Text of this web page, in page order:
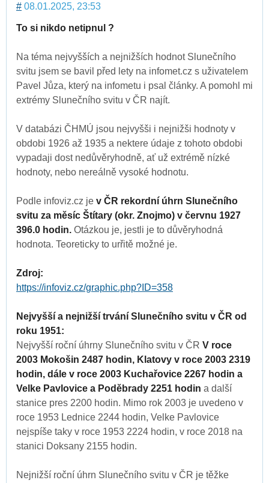
# 08.01.2025, 23:53
To si nikdo netipnul ?
Na téma nejvyšších a nejnižších hodnot Slunečního
svitu jsem se bavil před lety na infomet.cz s uživatelem
Pavel Jůza, který na infometu i psal články. A pomohl mi
extrémy Slunečního svitu v ČR najít.
V databázi ČHMÚ jsou nejvyšši i nejnižši hodnoty v
obdobi 1926 až 1935 a nektere údaje z tohoto obdobi
vypadaji dost nedůvěryhodně, ať už extrémě nízké
hodnoty, nebo nereálně vysoké hodnotu.
Podle infoviz.cz je v ČR rekordní úhrn Slunečního
svitu za měsíc Štítary (okr. Znojmo) v červnu 1927
396.0 hodin. Otázkou je, jestli je to důvěryhodná
hodnota. Teoreticky to urřitě možné je.
Zdroj:
https://infoviz.cz/graphic.php?ID=358
Nejvyšší a nejnižší trvání Slunečního svitu v ČR od
roku 1951:
Nejvyšší roční úhrny Slunečního svitu v ČR V roce
2003 Mokošin 2487 hodin, Klatovy v roce 2003 2319
hodin, dále v roce 2003 Kuchařovice 2267 hodin a
Velke Pavlovice a Poděbrady 2251 hodin a další
stanice pres 2200 hodin. Mimo rok 2003 je uvedeno v
roce 1953 Lednice 2244 hodin, Velke Pavlovice
nejspíše taky v roce 1953 2224 hodin, v roce 2018 na
stanici Doksany 2155 hodin.
Nejnižší roční úhrn Slunečního svitu v ČR je těžke